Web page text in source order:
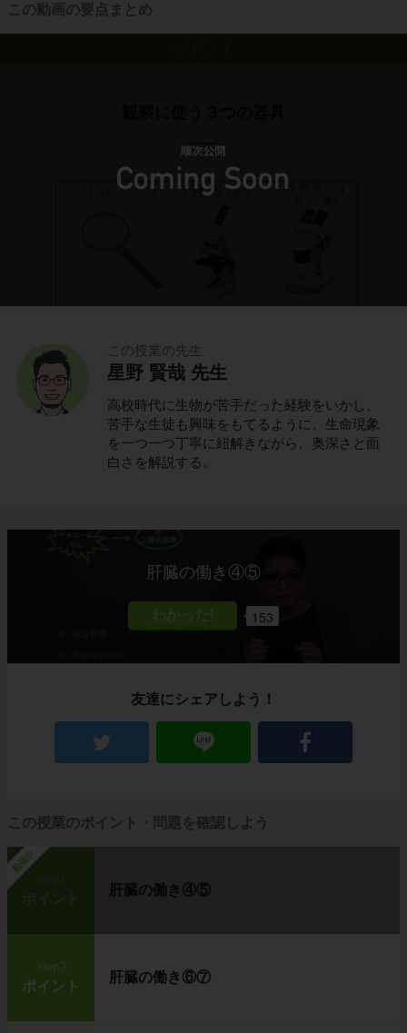
この動画の要点まとめ
ポイントの解説授業
今回は「身近な生物の観察方法」をみていきま
手軽に観察できるルーペ
この授業の先生
星野 賢哉 先生
高校時代に生物が苦手だった経験をいかし、
苦手な生徒も興味をもてるように、生命現象
を一つ一つ丁寧に紐解きながら、奥深さと面
白さを解説する。
肝臓の働き④⑤
153
友達にシェアしよう！
この授業のポイント・問題を確認しよう
勉強中
ポイント
肝臓の働き④⑤
step2
ポイント
肝臓の働き⑥⑦